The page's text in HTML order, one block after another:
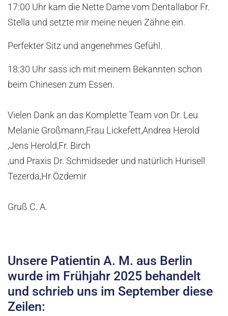
17:00 Uhr kam die Nette Dame vom Dentallabor Fr.
Stella und setzte mir meine neuen Zähne ein.
Perfekter Sitz und angenehmes Gefühl.
18:30 Uhr sass ich mit meinem Bekannten schon
beim Chinesen zum Essen.
Vielen Dank an das Komplette Team von Dr. Leu
Melanie Großmann,Frau Lickefett,Andrea Herold
,Jens Herold,Fr. Birch
,und Praxis Dr. Schmidseder und natürlich Hurisell
Tezerda,Hr Özdemir
Gruß C. A.
Unsere Patientin A. M. aus Berlin
wurde im Frühjahr 2025 behandelt
und schrieb uns im September diese
Zeilen: